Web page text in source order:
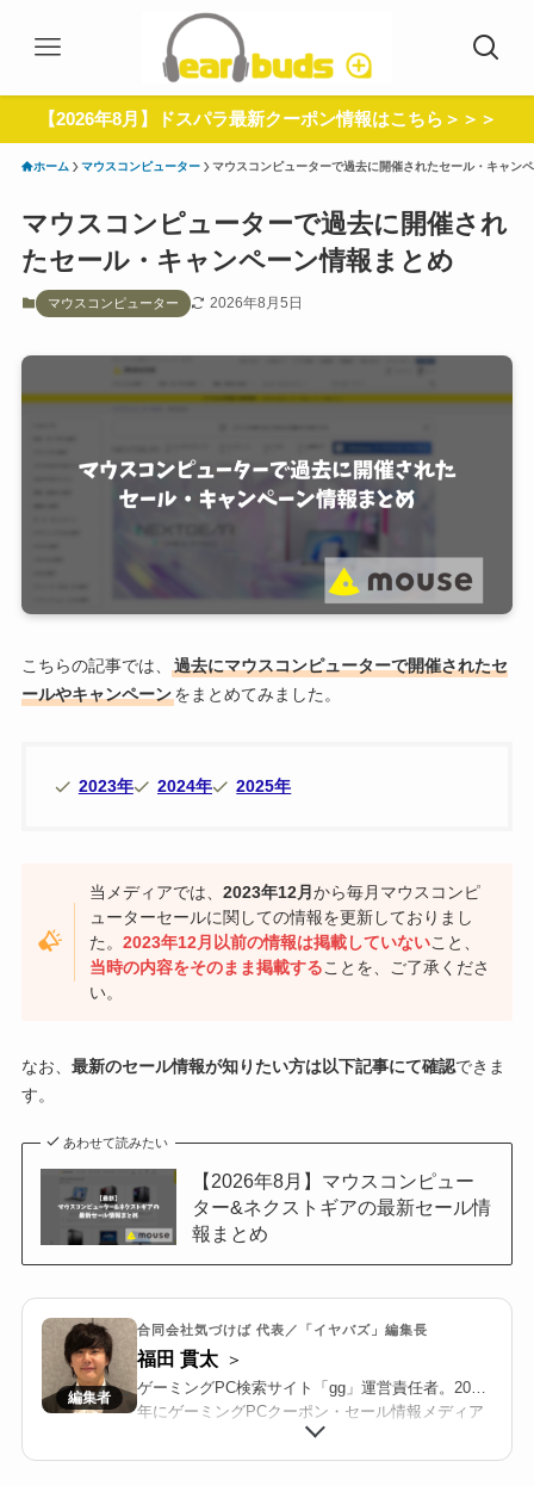
【2026年8月】ドスパラ最新クーポン情報はこちら＞＞＞
ホーム マウスコンピューター マウスコンピューターで過去に開催されたセール・キャン
マウスコンピューターで過去に開催され
たセール・キャンペーン情報まとめ
マウスコンピューター 2026年8月5日
こちらの記事では、
過去にマウスコンピューターで開催されたセ
ールやキャンペーン をまとめてみました。
2023年 2024年 2025年
当メディアでは、2023年12月から毎月マウスコンピ
ューターセールに関しての情報を更新しておりまし
た。2023年12月以前の情報は掲載していないこと、
当時の内容をそのまま掲載する ことを、ご了承くださ
い。
なお、 最新のセール情報が知りたい方は以下記事にて確認できま
す。
あわせて読みたい
【2026年8月】マウスコンピュー
ター&ネクストギアの最新セール情
報まとめ
合同会社気づけば 代表／「イヤバズ」編集長
福田 貫太
ゲーミングPC検索サイト「gg」運営責任者。2018
年にゲーミングPCクーポン・セール情報メディア
「イヤバズ」の運営を開始。2022年に合同会社気
づけばを設立し、BTOメーカーと連携した限定ク